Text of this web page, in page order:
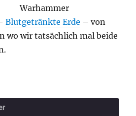
Warhammer
Blutgetränkte Erde – von
wo wir tatsächlich mal beide